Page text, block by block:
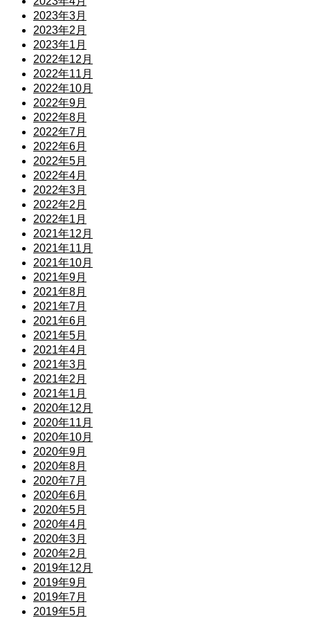
2023年3月
2023年2月
2023年1月
2022年12月
2022年11月
2022年10月
2022年9月
2022年8月
2022年7月
2022年6月
2022年5月
2022年4月
2022年3月
2022年2月
2022年1月
2021年12月
2021年11月
2021年10月
2021年9月
2021年8月
2021年7月
2021年6月
2021年5月
2021年4月
2021年3月
2021年2月
2021年1月
2020年12月
2020年11月
2020年10月
2020年9月
2020年8月
2020年7月
2020年6月
2020年5月
2020年4月
2020年3月
2020年2月
2019年12月
2019年9月
2019年7月
2019年5月